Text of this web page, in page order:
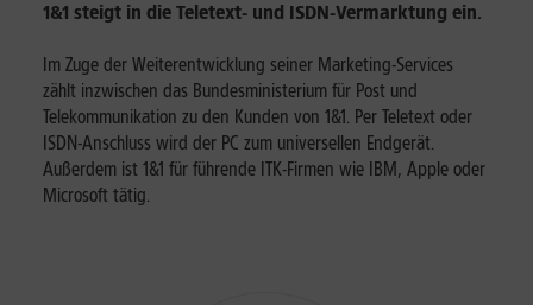
1&1 steigt in die Teletext- und ISDN-Vermarktung ein.
Im Zuge der Weiterentwicklung seiner Marketing-Services
zählt inzwischen das Bundesministerium für Post und
Telekommunikation zu den Kunden von 1&1. Per Teletext oder
ISDN-Anschluss wird der PC zum universellen Endgerät.
Außerdem ist 1&1 für führende ITK-Firmen wie IBM, Apple oder
Microsoft tätig.